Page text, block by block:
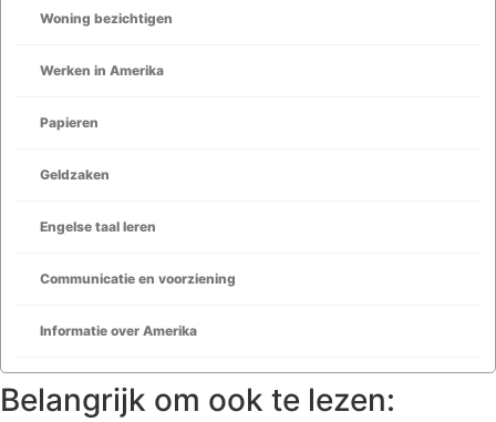
Woning bezichtigen
Werken in Amerika
Papieren
Geldzaken
Engelse taal leren
Communicatie en voorziening
Informatie over Amerika
Belangrijk om ook te lezen: